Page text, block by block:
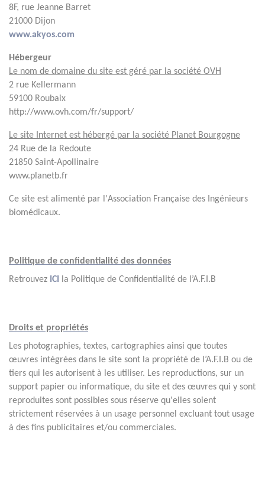
8F, rue Jeanne Barret
21000 Dijon
www.akyos.com
Hébergeur
Le nom de domaine du site est géré par la société OVH
2 rue Kellermann
59100 Roubaix
http://www.ovh.com/fr/support/
Le site Internet est hébergé par la société Planet Bourgogne
24 Rue de la Redoute
21850 Saint-Apollinaire
www.planetb.fr
Ce site est alimenté par l'Association Française des Ingénieurs
biomédicaux.
Politique de confidentialité des données
Retrouvez ICI la Politique de Confidentialité de l’A.F.I.B
Droits et propriétés
Les photographies, textes, cartographies ainsi que toutes
œuvres intégrées dans le site sont la propriété de l’A.F.I.B ou de
tiers qui les autorisent à les utiliser. Les reproductions, sur un
support papier ou informatique, du site et des œuvres qui y sont
reproduites sont possibles sous réserve qu'elles soient
strictement réservées à un usage personnel excluant tout usage
à des fins publicitaires et/ou commerciales.